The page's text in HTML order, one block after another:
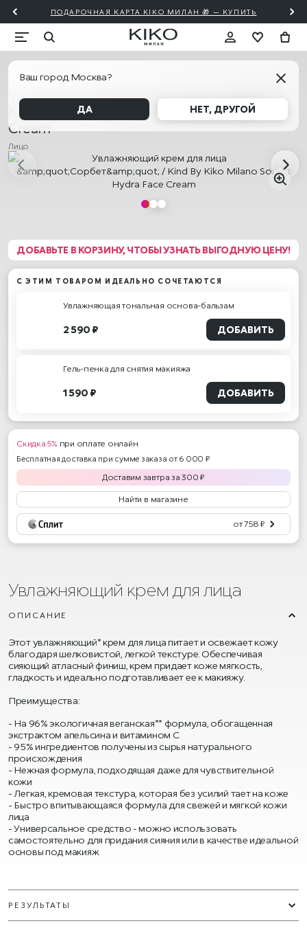
ПОДАРОЧНАЯ КАРТА KIKO МИЛАН 🎁 — КУПИТЬ
Ваш город Москва?
ДА НЕТ, ДРУГОЙ
Увлажняющий крем для лица "Cорбет" /
Kind By Kiko Milano Sorbet Hydra Face
Cream
Лицо
ДОБАВЬТЕ В КОРЗИНУ, ЧТОБЫ УЗНАТЬ ВЫГОДНУЮ ЦЕНУ!
С ЭТИМ ТОВАРОМ ИДЕАЛЬНО СОЧЕТАЮТСЯ
Увлажняющая тональная основа-бальзам
2 590 ₽ ДОБАВИТЬ
Гель-пенка для снятия макияжа
1 590 ₽ ДОБАВИТЬ
Скидка 5% при оплате онлайн
Бесплатная доставка при сумме заказа от 6 000 ₽
Доставим завтра за300 ₽
Найти в магазине
от 758 ₽
Увлажняющий крем для лица
ОПИСАНИЕ
Этот увлажняющий* крем для лица питает и освежает кожу
благодаря шелковистой, легкой текстуре. Обеспечивая
сияющий атласный финиш, крем придает коже мягкость,
гладкость и идеально подготавливает ее к макияжу.
Преимущества:
На 96% экологичная веганская** формула, обогащенная
экстрактом апельсина и витамином С
95% ингредиентов получены из сырья натурального
происхождения
Нежная формула, подходящая даже для чувствительной
кожи
Легкая, кремовая текстура, которая без усилий тает на коже
Быстро впитывающаяся формула для свежей и мягкой кожи
лица
Универсальное средство - можно использовать
самостоятельно для придания сияния или в качестве идеальной
основы под макияж
РЕЗУЛЬТАТЫ